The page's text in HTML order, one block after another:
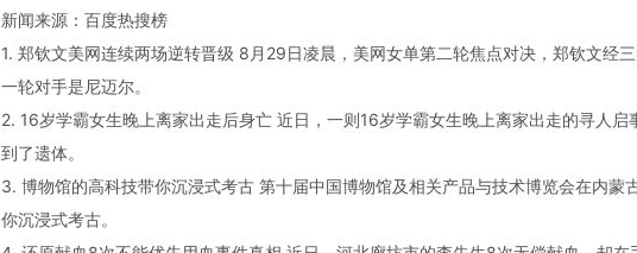
新闻来源：百度热搜榜
1. 郑钦文美网连续两场逆转晋级 8月29日凌晨，美网女单第二轮焦点对决，郑钦文经
一轮对手是尼迈尔。
2. 16岁学霸女生晚上离家出走后身亡 近日，一则16岁学霸女生晚上离家出走的寻人
到了遗体。
3. 博物馆的高科技带你沉浸式考古 第十届中国博物馆及相关产品与技术博览会在内
你沉浸式考古。